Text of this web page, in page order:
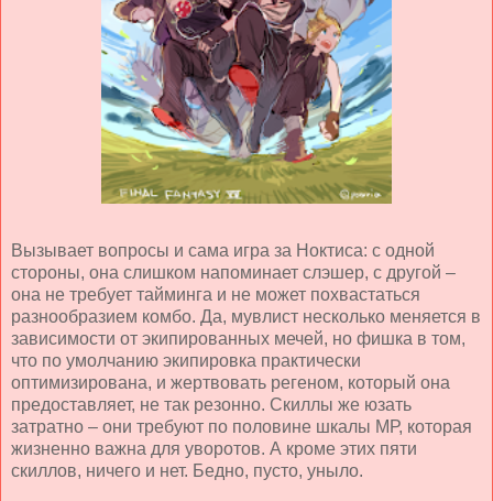
Вызывает вопросы и сама игра за Ноктиса: с одной
стороны, она слишком напоминает слэшер, с другой –
она не требует тайминга и не может похвастаться
разнообразием комбо. Да, мувлист несколько меняется в
зависимости от экипированных мечей, но фишка в том,
что по умолчанию экипировка практически
оптимизирована, и жертвовать регеном, который она
предоставляет, не так резонно. Скиллы же юзать
затратно – они требуют по половине шкалы МР, которая
жизненно важна для уворотов. А кроме этих пяти
скиллов, ничего и нет. Бедно, пусто, уныло.